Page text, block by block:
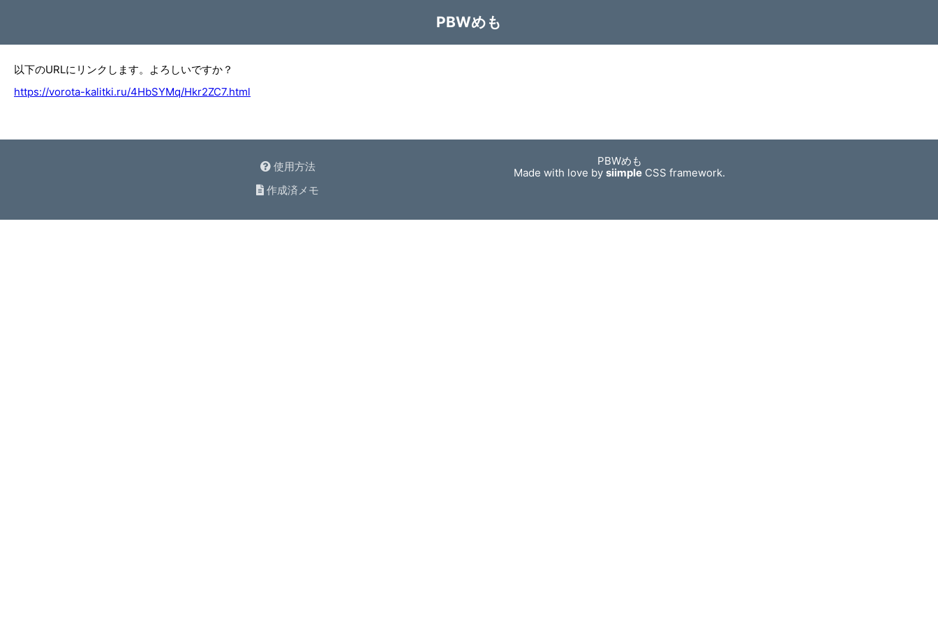
PBWめも
以下のURLにリンクします。よろしいですか？
https://vorota-kalitki.ru/4HbSYMq/Hkr2ZC7.html
使用方法
作成済メモ
PBWめも
Made with love bysiimple CSS framework.